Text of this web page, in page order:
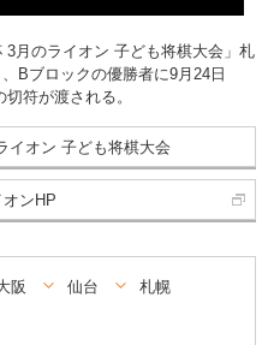
月のライオン 子ども将棋大会」札
Bブロックの優勝者に9月24日
符が渡される。
イオン 子ども将棋大会
ンHP
阪 仙台
札幌